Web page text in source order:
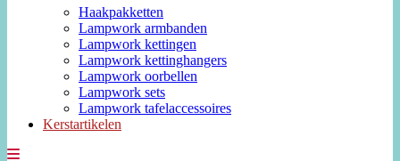
Haakpakketten
Lampwork armbanden
Lampwork kettingen
Lampwork kettinghangers
Lampwork oorbellen
Lampwork sets
Lampwork tafelaccessoires
Kerstartikelen